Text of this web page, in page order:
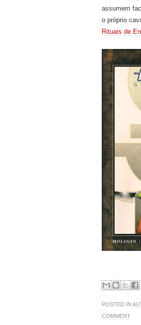
assumem
o próprio
Rituais de
POSTED IN
COMMENT